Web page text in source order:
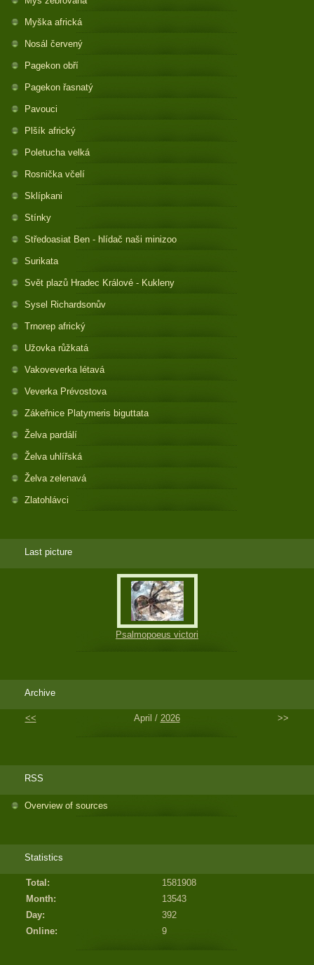
Myška africká
Nosál červený
Pagekon obří
Pagekon řasnatý
Pavouci
Plšík africký
Poletucha velká
Rosnička včelí
Sklípkani
Stínky
Středoasiat Ben - hlídač naši minizoo
Surikata
Svět plazů Hradec Králové - Kukleny
Sysel Richardsonův
Trnorep africký
Užovka růžkatá
Vakoveverka létavá
Veverka Prévostova
Zákeřnice Platymeris biguttata
Želva pardálí
Želva uhlířská
Želva zelenavá
Zlatohlávci
Last picture
Psalmopoeus victori
Archive
<< April / 2026 >>
RSS
Overview of sources
Statistics
Online: 9
Total:
1581908
Month:
13543
Day:
392